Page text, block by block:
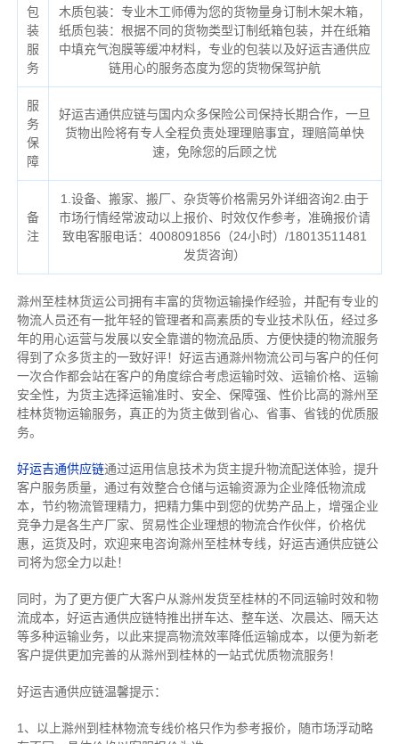
包
装
服
务
木质包装：专业木工师傅为您的货物量身订制木架木箱，
纸质包装：根据不同的货物类型订制纸箱包装，并在纸箱
中填充气泡膜等缓冲材料，专业的包装以及好运吉通供应
链用心的服务态度为您的货物保驾护航
服
务
保
障
好运吉通供应链与国内众多保险公司保持长期合作，一旦
货物出险将有专人全程负责处理理赔事宜，理赔简单快
速，免除您的后顾之忧
备
注
1.设备、搬家、搬厂、杂货等价格需另外详细咨询2.由于
市场行情经常波动以上报价、时效仅作参考，准确报价请
致电客服电话：4008091856（24小时）/18013511481
发货咨询）
滁州至桂林货运公司拥有丰富的货物运输操作经验，并配有专业的
物流人员还有一批年轻的管理者和高素质的专业技术队伍，经过多
年的用心运营与发展以安全靠谱的物流品质、方便快捷的物流服务
得到了众多货主的一致好评！好运吉通滁州物流公司与客户的任何
一次合作都会站在客户的角度综合考虑运输时效、运输价格、运输
安全性，为货主选择运输准时、安全、保障强、性价比高的滁州至
桂林货物运输服务，真正的为货主做到省心、省事、省钱的优质服
务。
好运吉通供应链通过运用信息技术为货主提升物流配送体验，提升
客户服务质量，通过有效整合仓储与运输资源为企业降低物流成
本，节约物流管理精力，把精力集中到您的优势产品上，增强企业
竞争力是各生产厂家、贸易性企业理想的物流合作伙伴，价格优
惠，运货及时，欢迎来电咨询滁州至桂林专线，好运吉通供应链公
司将为您全力以赴！
同时，为了更方便广大客户从滁州发货至桂林的不同运输时效和物
流成本，好运吉通供应链特推出拼车达、整车送、次晨达、隔天达
等多种运输业务，以此来提高物流效率降低运输成本，以便为新老
客户提供更加完善的从滁州到桂林的一站式优质物流服务！
好运吉通供应链温馨提示：
1、以上滁州到桂林物流专线价格只作为参考报价，随市场浮动略